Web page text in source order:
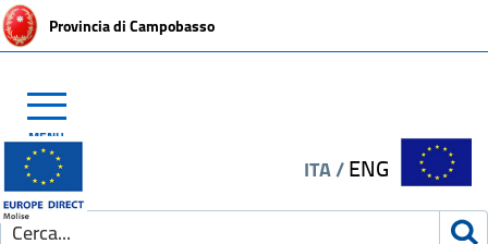
Provincia di Campobasso
MENU
ITA/ENG